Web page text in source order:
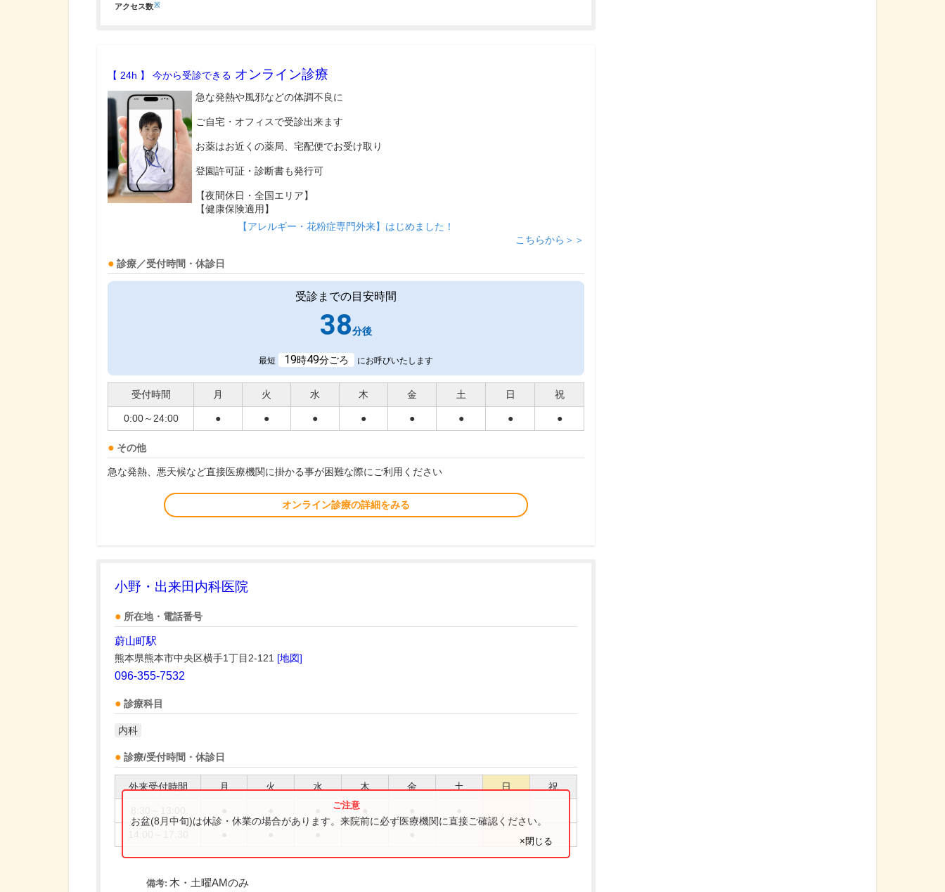
アクセス数※
【 24h 】 今から受診できる オンライン診療
急な発熱や風邪などの体調不良に
ご自宅・オフィスで受診出来ます
お薬はお近くの薬局、宅配便でお受け取り
登園許可証・診断書も発行可
【夜間休日・全国エリア】
【健康保険適用】
【アレルギー・花粉症専門外来】はじめました！
こちらから＞＞
診療／受付時間・休診日
受診までの目安時間
38分後
最短 19時49分ごろ にお呼びいたします
受付時間 月 火 水 木 金 土 日 祝
0:00～24:00 ● ● ● ● ● ● ● ●
その他
急な発熱、悪天候など直接医療機関に掛かる事が困難な際にご利用ください
オンライン診療の詳細をみる
小野・出来田内科医院
所在地・電話番号
蔚山町駅
熊本県熊本市中央区横手1丁目2-121 [地図]
096-355-7532
診療科目
内科
診療/受付時間・休診日
外来受付時間 月 火 水 木 金 土 日 祝
お盆(8月中旬)は休診・休業の場合があります。来院前に必ず医療機関に直接ご確認ください。
×閉じる
備考: 木・土曜AMのみ